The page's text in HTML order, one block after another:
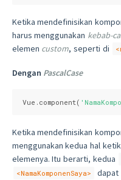
Ketika mendefinisikan
harus menggunakan kebab-
elemen custom, seperti di
Dengan PascalCase
Vue.component(
Ketika mendefinisikan
menggunakan kedua hal
elemenya. Itu berarti, kedua
<NamaKomponenSaya>
dapat